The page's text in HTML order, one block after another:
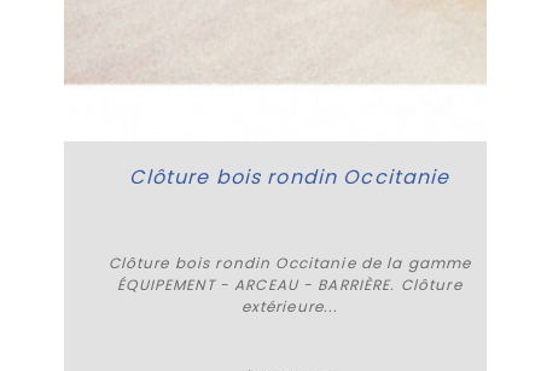
Clôture bois rondin Occitanie
Clôture bois rondin Occitanie de la gamme
ÉQUIPEMENT - ARCEAU - BARRIÈRE. Clôture
extérieure...